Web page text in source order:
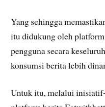
Yang sehingga
itu didukung oleh
pengguna secara
konsumsi berita lebih
Untuk itu, melalui